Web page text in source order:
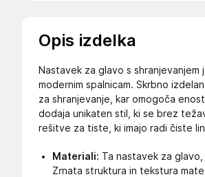
Opis izdelka
Nastavek za glavo s
modernim spalnicam. Skrbno
za shranjevanje, kar omogoča
dodaja unikaten stil, ki se brez
rešitve za tiste, ki imajo radi čiste
Materiali: Ta nastavek za
Zrnata struktura in tekstura